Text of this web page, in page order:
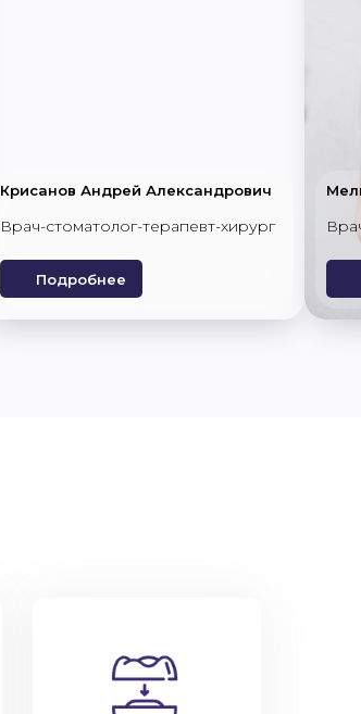
Крисанов Андрей Александрович
Врач-стоматолог-терапевт-хирург
Подробнее